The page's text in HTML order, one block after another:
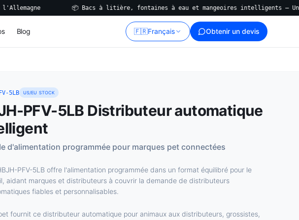
📦 Bacs à litière, fontaines à eau et mangeoires intelligents — Une usine,
Blog 🇫🇷Français Obtenir un devis
5LB US/EU STOCK
PFV-5LB Distributeur automatique
d'alimentation programmée pour marques pet connectées
PFV-5LB offre l'alimentation programmée dans un format équilibré pour le
aidant marques et distributeurs à couvrir la demande de distributeurs
fiables et personnalisables.
fournit ce distributeur automatique pour animaux aux distributeurs, grossistes,